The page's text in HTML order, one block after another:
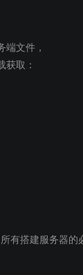
端文件，
获取：
有搭建服务器的